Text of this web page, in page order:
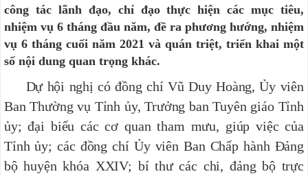
công tác lãnh đạo, chỉ đạo thực hiện các mục tiêu,
nhiệm vụ 6 tháng đầu năm, đề ra phương hướng, nhiệm
vụ 6 tháng cuối năm 2021 và quán triệt, triển khai một
số nội dung quan trọng khác.
Dự hội nghị có đồng chí Vũ Duy Hoàng, Ủy viên
Ban Thường vụ Tỉnh ủy, Trưởng ban Tuyên giáo Tỉnh
ủy; đại biểu các cơ quan tham mưu, giúp việc của
Tỉnh ủy; các đồng chí Ủy viên Ban Chấp hành Đảng
bộ huyện khóa XXIV; bí thư các chi, đảng bộ trực